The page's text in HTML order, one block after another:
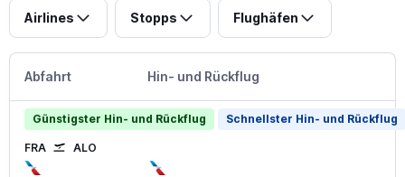
Airlines Stopps Flughäfen
Abfahrt Hin- und Rückflug
Günstigster Hin- und Rückflug Schnellster Hin- und Rückflug
FRA ALO